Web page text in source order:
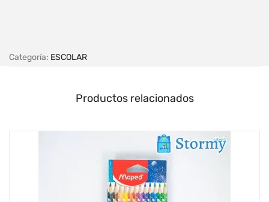
Categoría: ESCOLAR
Productos relacionados